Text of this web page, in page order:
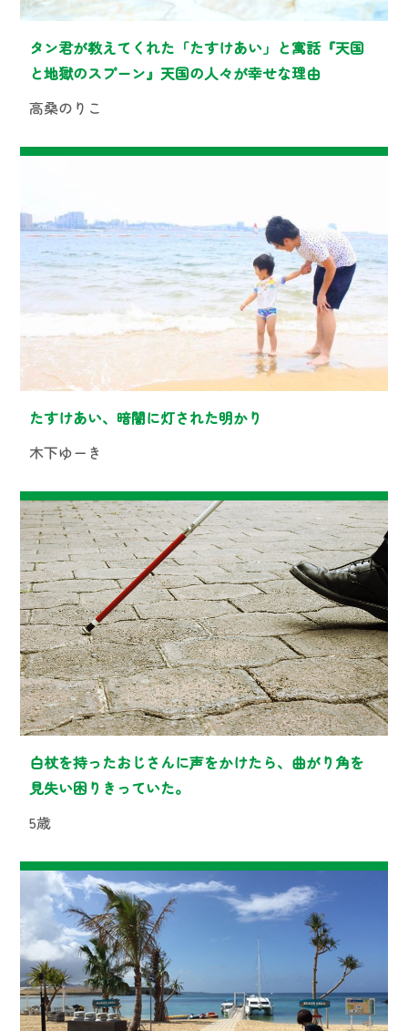
タン君が教えてくれた「たすけあい」と寓話『天国
と地獄のスプーン』天国の人々が幸せな理由
高桑のりこ
たすけあい、暗闇に灯された明かり
木下ゆーき
白杖を持ったおじさんに声をかけたら、曲がり角を
見失い困りきっていた。
5歳